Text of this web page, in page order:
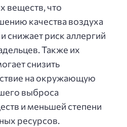
веществ, что
качества воздуха
снижает риск аллергий
Также их
снизить
на окружающую
выброса
и меньшей степени
ресурсов.